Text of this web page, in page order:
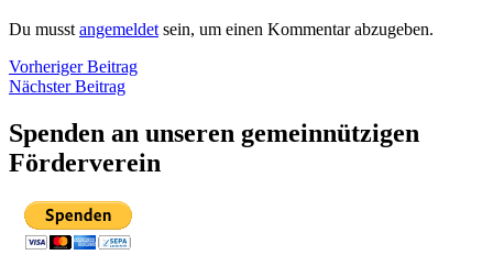
Du musst angemeldet sein, um einen Kommentar abzugeben.
Beitragsnavigation
Vorheriger BeitragVorheriger
Nächster BeitragNächster
Spenden an unseren gemeinnützigen
Förderverein